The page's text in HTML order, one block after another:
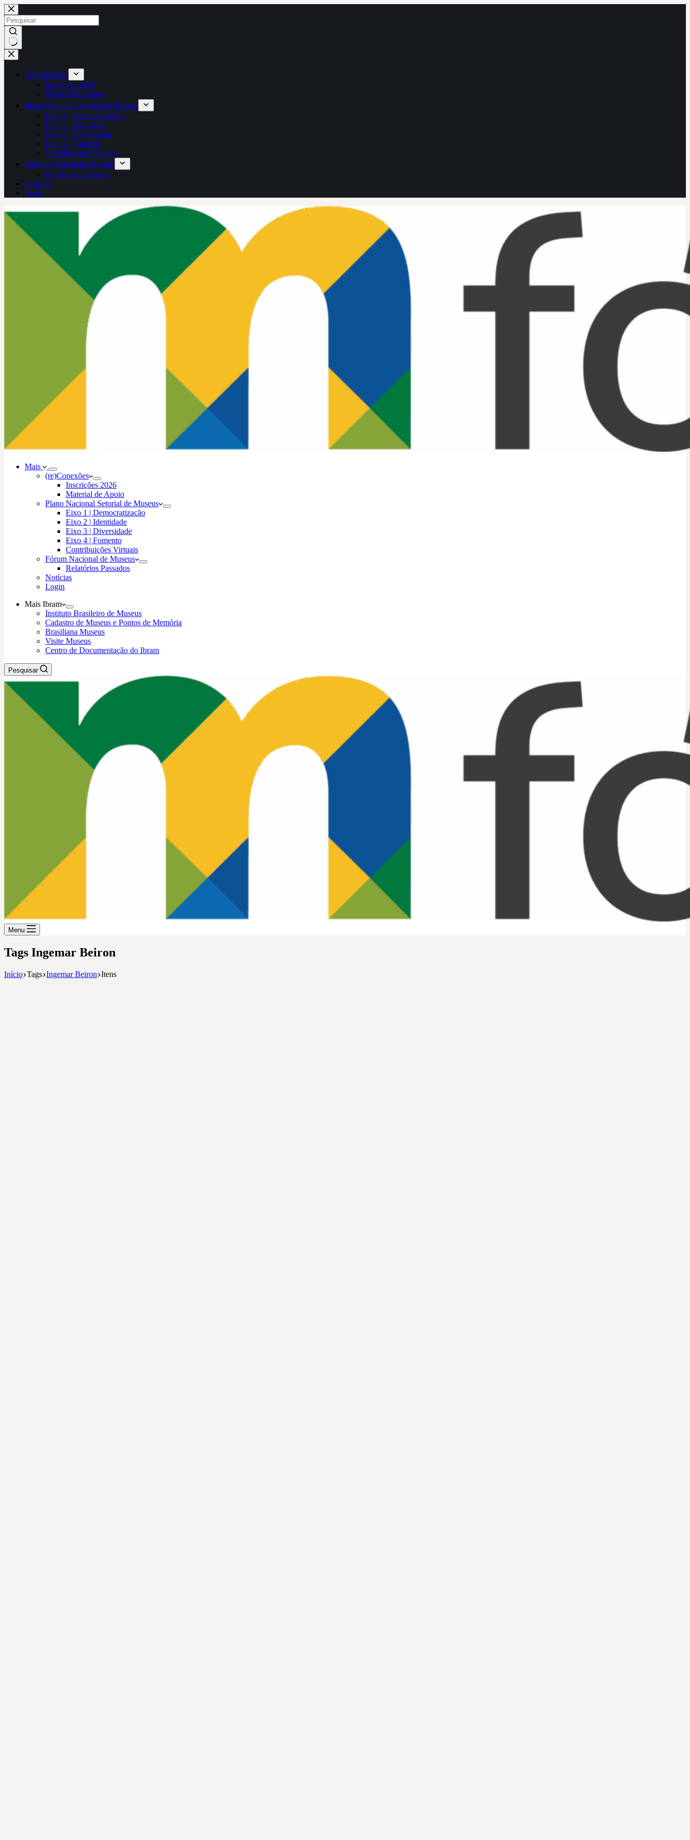
Pular
para
o
conteúdo
Sem
resultados
(re)Conexões
Inscrições 2026
Material de Apoio
Plano Nacional Setorial de Museus
Eixo 1 | Democratização
Eixo 2 | Identidade
Eixo 3 | Diversidade
Eixo 4 | Fomento
Contribuições Virtuais
Fórum Nacional de Museus
Relatórios Passados
Notícias
Login
Mais
(re)Conexões
Inscrições 2026
Material de Apoio
Plano Nacional Setorial de Museus
Eixo 1 | Democratização
Eixo 2 | Identidade
Eixo 3 | Diversidade
Eixo 4 | Fomento
Contribuições Virtuais
Fórum Nacional de Museus
Relatórios Passados
Notícias
Login
Mais Ibram
Instituto Brasileiro de Museus
Cadastro de Museus e Pontos de Memória
Brasiliana Museus
Visite Museus
Centro de Documentação do Ibram
Pesquisar
Menu
Tags Ingemar Beiron
Início Tags Ingemar Beiron Itens